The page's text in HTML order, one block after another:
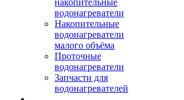
накопительные
водонагреватели
Накопительные
водонагреватели
малого объёма
Проточные
водонагреватели
Запчасти для
водонагревателей